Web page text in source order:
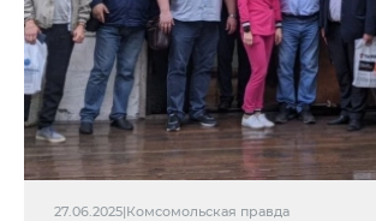
27.06.2025|Комсомольская правда